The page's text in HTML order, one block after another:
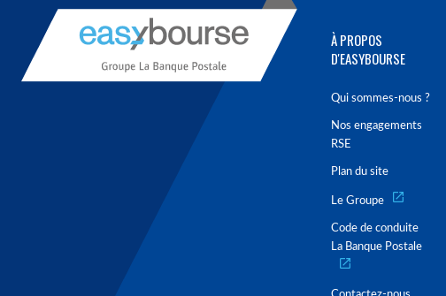
À PROPOS
D'EASYBOURSE
Qui sommes-nous ?
Nos engagements
RSE
Plan du site
Le Groupe
Code de conduite
La Banque Postale